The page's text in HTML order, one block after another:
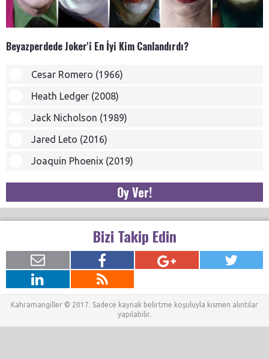
Beyazperdede Joker'i En İyi Kim Canlandırdı?
Cesar Romero (1966)
Heath Ledger (2008)
Jack Nicholson (1989)
Jared Leto (2016)
Joaquin Phoenix (2019)
Oy Ver!
Bizi Takip Edin
Kahramangiller © 2017. Sadece kaynak belirtme koşuluyla kısmen alıntılar
yapılabilir.